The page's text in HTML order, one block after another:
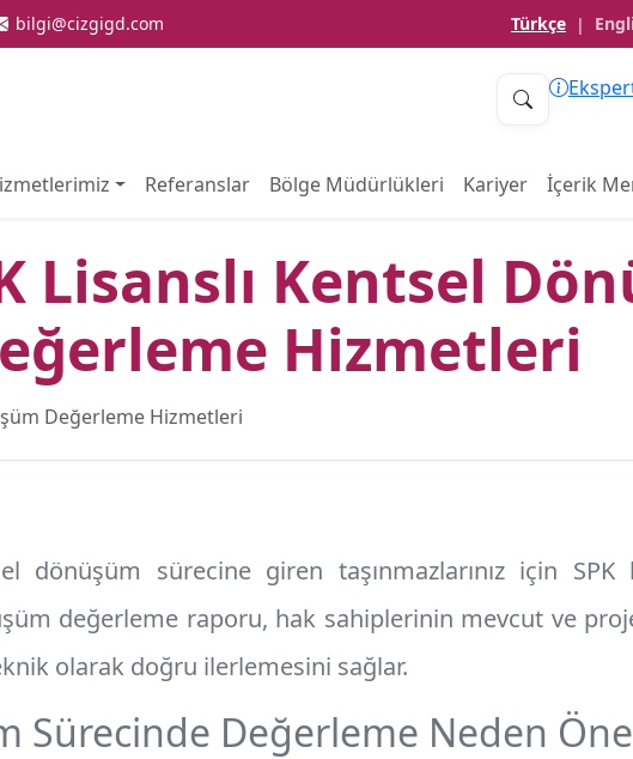
bilgi@cizgigd.com Türkçe |
Referanslar Bölge Müdürlükleri Kariyer İçerik
Lisanslı Kentsel
Hizmetleri
Değerleme Hizmetleri
dönüşüm sürecine giren taşınmazlarınız için SPK
değerleme raporu, hak sahiplerinin mevcut ve
olarak doğru ilerlemesini sağlar.
Sürecinde Değerleme Neden